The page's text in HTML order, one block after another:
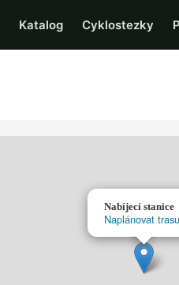
Katalog Cyklostezky
Nabíjecí stanice
Naplánovat trasu